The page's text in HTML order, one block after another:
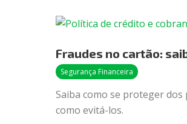
Fraudes no cartão:
Segurança Financeira
Saiba como se proteger
como evitá-los.
Fraudes
cartão:
saiba
são
e